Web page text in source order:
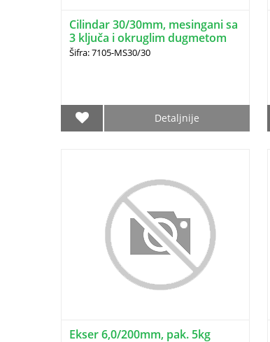
Cilindar 30/30mm, mesingani sa
3 ključa i okruglim dugmetom
BANE (1764.01.400)
Šifra: 7105-MS30/30
Detaljnije
Ekser 6,0/200mm, pak. 5kg